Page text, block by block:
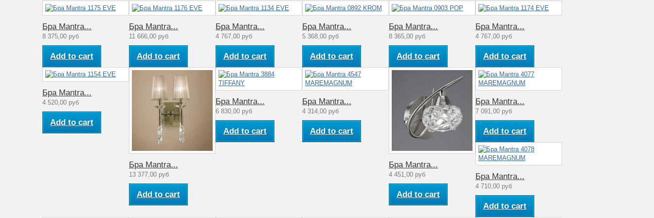
Артикул 0818
Материал арматуры Металл
Стиль модерн
Количество ламп
Рабочее напряжение (V)
Аналог лампе накаливания (Вт) 40
Количество плафонов 1
Комнатная
Бра Mantra...
8 375,00 руб
Add to cart
Бра Mantra...
11 666,00 руб
Add to cart
Бра Mantra...
4 767,00 руб
Add to cart
Бра Mantra...
5 368,00 руб
Add to cart
Бра Mantra...
8 365,00 руб
Add to cart
Бра Mantra...
4 767,00 руб
Add to cart
Бра Mantra...
4 520,00 руб
Add to cart
Бра Mantra...
13 377,00 руб
Add to cart
Бра Mantra...
6 830,00 руб
Add to cart
Бра Mantra...
4 314,00 руб
Add to cart
Бра Mantra...
4 451,00 руб
Add to cart
Бра Mantra...
7 091,00 руб
Add to cart
Бра Mantra...
4 710,00 руб
Add to cart